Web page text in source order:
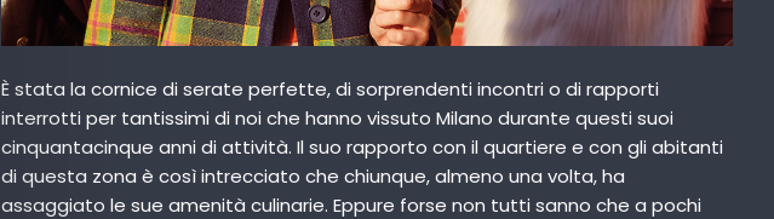
È stata la cornice di serate perfette, di sorprendenti incontri o di rapporti
interrotti per tantissimi di noi che hanno vissuto Milano durante questi suoi
cinquantacinque anni di attività. Il suo rapporto con il quartiere e con gli abitanti
di questa zona è così intrecciato che chiunque, almeno una volta, ha
assaggiato le sue amenità culinarie. Eppure forse non tutti sanno che a pochi